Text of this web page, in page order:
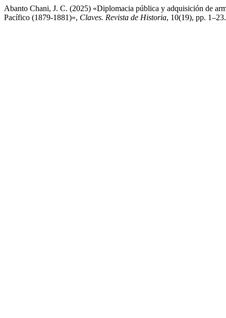
Abanto Chani, J. C. (2025) «Diplomacia pública y adquisición de
Pacífico (1879-1881)», Claves. Revista de Historia, 10(19), pp.